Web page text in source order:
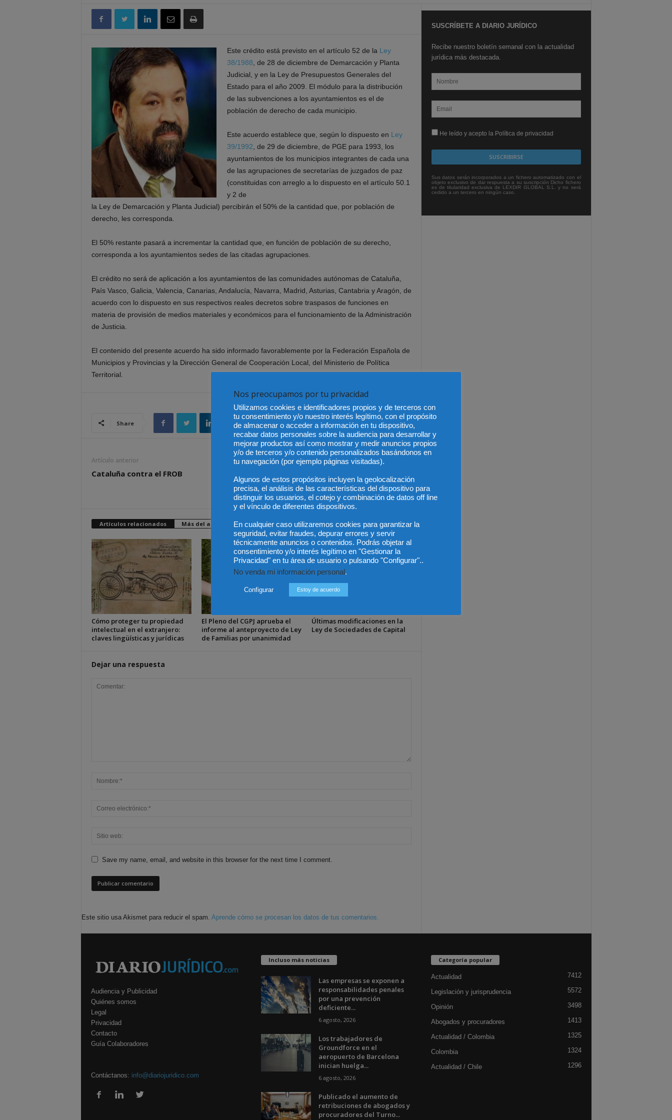
Este crédito está previsto en el artículo 52 de la Ley
38/1988 , de 28 de diciembre de Demarcación y Planta
Judicial, y en la Ley de Presupuestos Generales del
Estado para el año 2009. El módulo para la distribución
de las subvenciones a los ayuntamientos es el de
población de derecho de cada municipio.
Este acuerdo establece que, según lo dispuesto en Ley
39/1992 , de 29 de diciembre, de PGE para 1993, los
ayuntamientos de los municipios integrantes de cada una
de las agrupaciones de secretarías de juzgados de paz
(constituidas con arreglo a lo dispuesto en el artículo 50.1
y 2 de
la Ley de Demarcación y Planta Judicial) percibirán el 50% de la cantidad que, por población de
derecho, les corresponda.
El 50% restante pasará a incrementar la cantidad que, en función de población de su derecho,
corresponda a los ayuntamientos sedes de las citadas agrupaciones.
El crédito no será de aplicación a los ayuntamientos de las comunidades autónomas de Cataluña,
País Vasco, Galicia, Valencia, Canarias, Andalucía, Navarra, Madrid, Asturias, Cantabria y Aragón, de
acuerdo con lo dispuesto en sus respectivos reales decretos sobre traspasos de funciones en
materia de provisión de medios materiales y económicos para el funcionamiento de la Administración
de Justicia.
El contenido del presente acuerdo ha sido informado favorablemente por la Federación Española de
Municipios y Provincias y la Dirección General de Cooperación Local, del Ministerio de Política
Territorial.
Share
Artículo anterior
Cataluña contra el FROB
Artículo siguiente
importación
Artículos relacionados Más del autor
Cómo proteger tu propiedad
intelectual en el extranjero:
claves lingüísticas y jurídicas
El Pleno del CGPJ aprueba el
informe al anteproyecto de Ley
de Familias por unanimidad
Últimas modificaciones en la
Ley de Sociedades de Capital
Dejar una respuesta
Save my name, email, and website in this browser for the next time I comment.
Este sitio usa Akismet para reducir el spam. Aprende cómo se procesan los datos de tus comentarios.
SUSCRÍBETE A DIARIO JURÍDICO
Recibe nuestro boletín semanal con la actualidad
jurídica más destacada.
He leído y acepto la Política de privacidad
Sus datos serán incorporados a un fichero automatizado con el
objeto exclusivo de dar respuesta a su suscripción Dicho fichero
es de titularidad exclusiva de LEXDIR GLOBAL S.L. y no será
cedido a un tercero en ningún caso.
Audiencia y Publicidad
Quiénes somos
Legal
Privacidad
Contacto
Guía Colaboradores
Contáctanos: info@diariojuridico.com
Incluso más noticias
Las empresas se exponen a
responsabilidades penales
por una prevención
deficiente...
6 agosto, 2026
Los trabajadores de
Groundforce en el
aeropuerto de Barcelona
inician huelga...
6 agosto, 2026
Publicado el aumento de
retribuciones de abogados y
procuradores del Turno...
Categoría popular
Actualidad 7412
Legislación y jurisprudencia 5572
Opinión 3498
Abogados y procuradores 1413
Actualidad / Colombia 1325
Colombia 1324
Actualidad / Chile 1296
Nos preocupamos por tu privacidad
Utilizamos cookies e identificadores propios y de terceros con
tu consentimiento y/o nuestro interés legítimo, con el propósito
de almacenar o acceder a información en tu dispositivo,
recabar datos personales sobre la audiencia para desarrollar y
mejorar productos así como mostrar y medir anuncios propios
y/o de terceros y/o contenido personalizados basándonos en
tu navegación (por ejemplo páginas visitadas).
Algunos de estos propósitos incluyen la geolocalización
precisa, el análisis de las características del dispositivo para
distinguir los usuarios, el cotejo y combinación de datos off line
y el vínculo de diferentes dispositivos.
En cualquier caso utilizaremos cookies para garantizar la
seguridad, evitar fraudes, depurar errores y servir
técnicamente anuncios o contenidos. Podrás objetar al
consentimiento y/o interés legítimo en "Gestionar la
Privacidad" en tu área de usuario o pulsando "Configurar"..
No venda mi información personal.
Configurar Estoy de acuerdo